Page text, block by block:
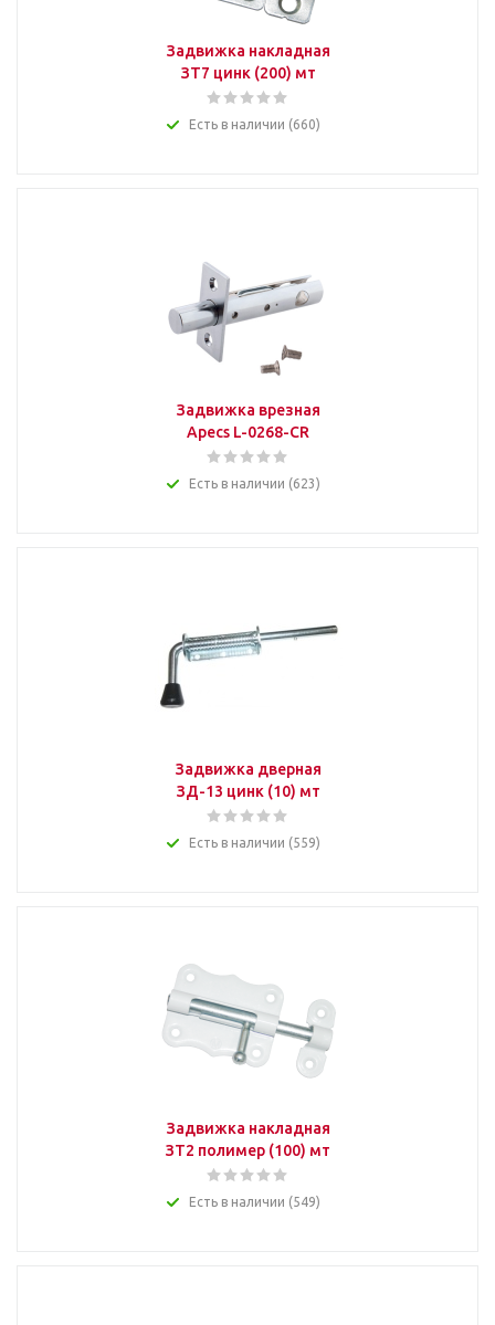
Задвижка накладная
ЗТ7 цинк (200) мт
Есть в наличии (660)
Задвижка врезная
Apecs L-0268-CR
Есть в наличии (623)
Задвижка дверная
ЗД-13 цинк (10) мт
Есть в наличии (559)
Задвижка накладная
ЗТ2 полимер (100) мт
Есть в наличии (549)